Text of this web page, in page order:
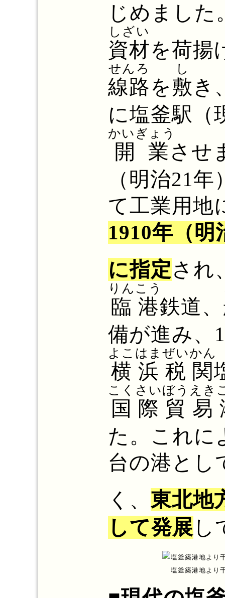
じめました
資材
しざい
を荷揚
線路
せんろ
を敷
し
き
に塩釜駅（
開業
かいぎょう
させ
（明治21
て工業用地
1910年（明
に指定され
臨港
りんこう
鉄道、
備が進み、
横浜税関
よこはまぜいかん
国際貿易
こくさいぼうえき
た。これに
台の港とし
く、 東北地
して発展 し
塩釜築港地より